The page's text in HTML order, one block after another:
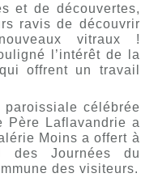
et de découvertes,
ravis de découvrir
vitraux !
l’intérêt de la
offrent un travail
paroissiale célébrée
Père Laflavandrie a
Moins a offert à
des Journées du
des visiteurs.